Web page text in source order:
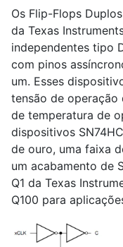
Os Flip-Flops
da Texas
independentes tipo
com pinos
um. Esses
tensão de operação
de temperatura de
dispositivos
de ouro, uma faixa
um acabamento de
Q1 da Texas
Q100 para